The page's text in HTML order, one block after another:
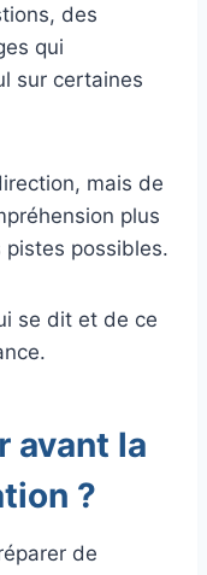
des
qui
sur certaines
mais de
plus
possibles.
se dit et de ce
avant la
?
de